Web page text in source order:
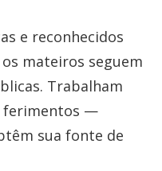
e reconhecidos
mateiros seguem
Trabalham
ferimentos —
sua fonte de